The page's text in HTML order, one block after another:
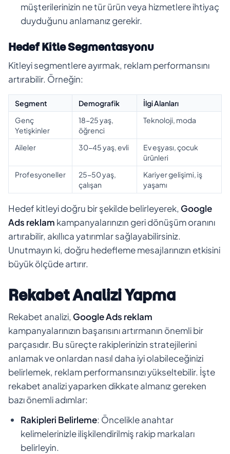
müşterilerinizin ne tür ürün veya hizmetlere ihtiyaç
duyduğunu anlamanız gerekir.
Hedef Kitle Segmentasyonu
Kitleyi segmentlere ayırmak, reklam performansını
artırabilir. Örneğin:
Segment Demografik
İlgi Alanları
Genç
Yetişkinler
18-25 yaş,
öğrenci
Teknoloji, moda
Aileler 30-45 yaş, evli
Ev eşyası, çocuk
ürünleri
Profesyoneller
25-50 yaş,
çalışan
Kariyer gelişimi, iş
yaşamı
Hedef kitleyi doğru bir şekilde belirleyerek, Google
Ads reklam kampanyalarınızın geri dönüşüm oranını
artırabilir, akıllıca yatırımlar sağlayabilirsiniz.
Unutmayın ki, doğru hedefleme mesajlarınızın etkisini
büyük ölçüde artırır.
Rekabet Analizi Yapma
Rekabet analizi, Google Ads reklam
kampanyalarınızın başarısını artırmanın önemli bir
parçasıdır. Bu süreçte rakiplerinizin stratejilerini
anlamak ve onlardan nasıl daha iyi olabileceğinizi
belirlemek, reklam performansınızı yükseltebilir. İşte
rekabet analizi yaparken dikkate almanız gereken
bazı önemli adımlar:
Rakipleri Belirleme: Öncelikle anahtar
kelimelerinizle ilişkilendirilmiş rakip markaları
belirleyin.